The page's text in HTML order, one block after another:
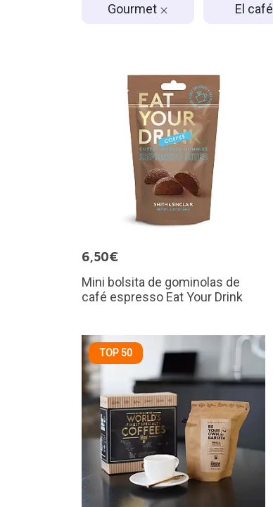
Gourmet El café
6,50€
Mini bolsita de gominolas de
café espresso Eat Your Drink
TOP 50